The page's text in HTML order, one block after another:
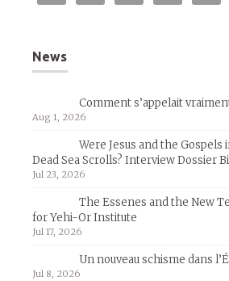
News
Comment s’appelait
Aug 1, 2026
Were Jesus and the Gospels
Dead Sea Scrolls? Interview Dossier
Jul 23, 2026
The Essenes and the New
for Yehi-Or Institute
Jul 17, 2026
Un nouveau schisme dans
Jul 8, 2026